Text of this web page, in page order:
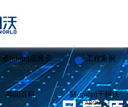
產(chǎn)品展示
PRODUCT
工程案例
CASE
新聞百科
NEWS
關(guān)于柯沃
ABOUT